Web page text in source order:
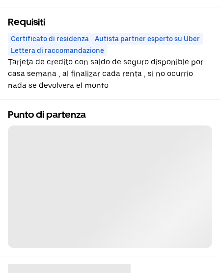
Requisiti
Certificato di residenza
Autista partner esperto su Uber
Lettera di raccomandazione
Tarjeta de credito con saldo de seguro disponible por
casa semana , al finalizar cada renta , si no ocurrio
nada se devolvera el monto
Punto di partenza